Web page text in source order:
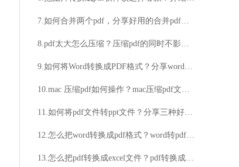
7.如何合并两个pdf，分享好用的合并pdf操作技巧
8.pdf太大怎么压缩？压缩pdf的同时不影响清晰度的技巧分享
9.如何将Word转换成PDF格式？分享word转pdf的好方法
10.mac 压缩pdf如何操作？mac压缩pdf文件的方法
11.如何将pdf文件转ppt文件？分享三种好用的操作方法
12.怎么把word转换成pdf格式？word转pdf的方法
13.怎么把pdf转换成excel文件？pdf转换成excel方法一览